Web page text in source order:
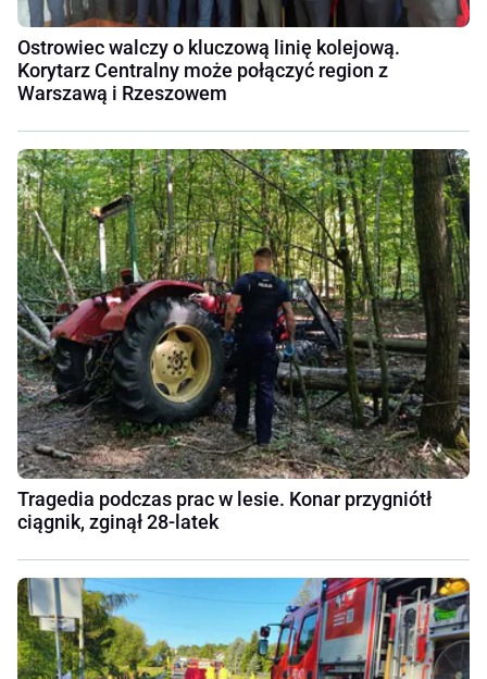
Ostrowiec walczy o kluczową linię kolejową.
Korytarz Centralny może połączyć region z
Warszawą i Rzeszowem
Tragedia podczas prac w lesie. Konar przygniótł
ciągnik, zginął 28-latek